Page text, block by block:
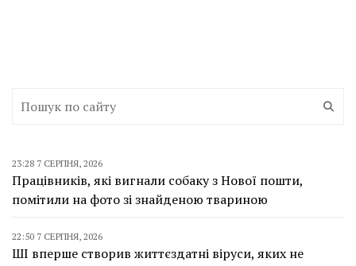
23:28 7 СЕРПНЯ, 2026
Працівників, які вигнали собаку з Нової пошти,
помітили на фото зі знайденою твариною
22:50 7 СЕРПНЯ, 2026
ШІ вперше створив життєздатні віруси, яких не